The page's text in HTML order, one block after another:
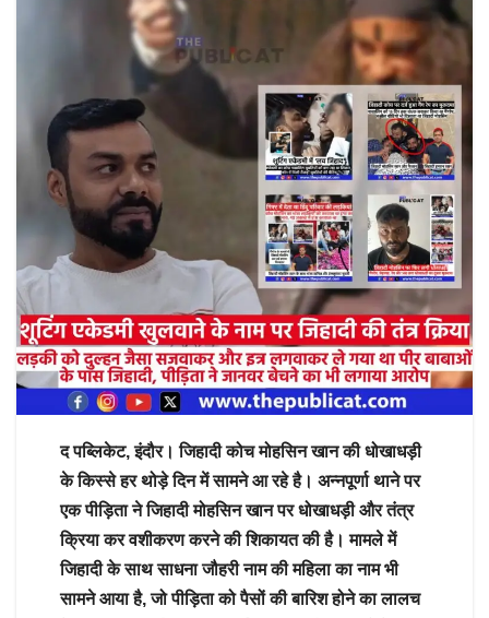
द पब्लिकेट, इंदौर। जिहादी कोच मोहसिन खान की धोखाधड़ी
के किस्से हर थोड़े दिन में सामने आ रहे है। अन्नपूर्णा थाने पर
एक पीड़िता ने जिहादी मोहसिन खान पर धोखाधड़ी और तंत्र
क्रिया कर वशीकरण करने की शिकायत की है। मामले में
जिहादी के साथ साधना जौहरी नाम की महिला का नाम भी
सामने आया है, जो पीड़िता को पैसों की बारिश होने का लालच